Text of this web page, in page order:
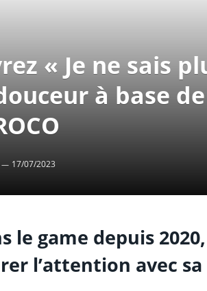
« Je ne sais
à base
17/07/2023
le game depuis
l’attention avec